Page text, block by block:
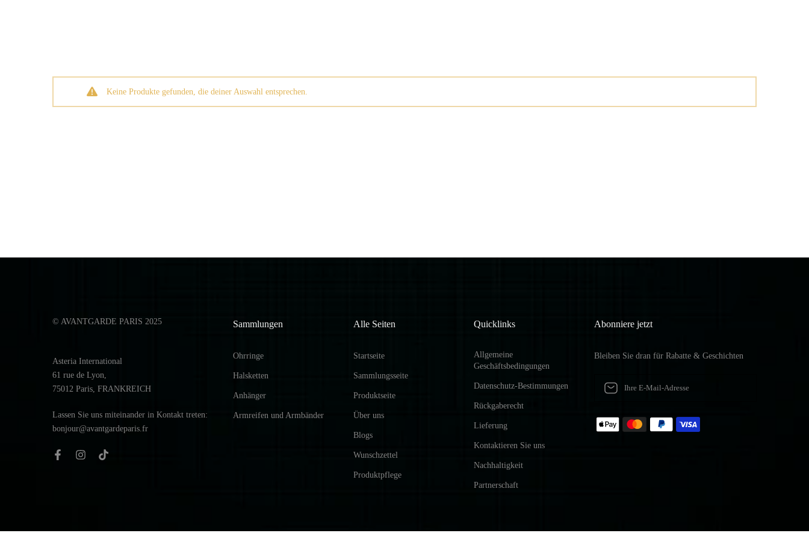
Keine Produkte gefunden, die deiner Auswahl entsprechen.
© AVANTGARDE PARIS 2025
Asteria International
61 rue de Lyon,
75012 Paris, FRANKREICH
Lassen Sie uns miteinander in Kontakt treten:
bonjour@avantgardeparis.fr
Sammlungen
Ohrringe
Halsketten
Anhänger
Armreifen und Armbänder
Alle Seiten
Startseite
Sammlungsseite
Produktseite
Über uns
Blogs
Wunschzettel
Produktpflege
Quicklinks
Allgemeine
Geschäftsbedingungen
Datenschutz-Bestimmungen
Rückgaberecht
Lieferung
Kontaktieren Sie uns
Nachhaltigkeit
Partnerschaft
Abonniere jetzt
Bleiben Sie dran für Rabatte & Geschichten